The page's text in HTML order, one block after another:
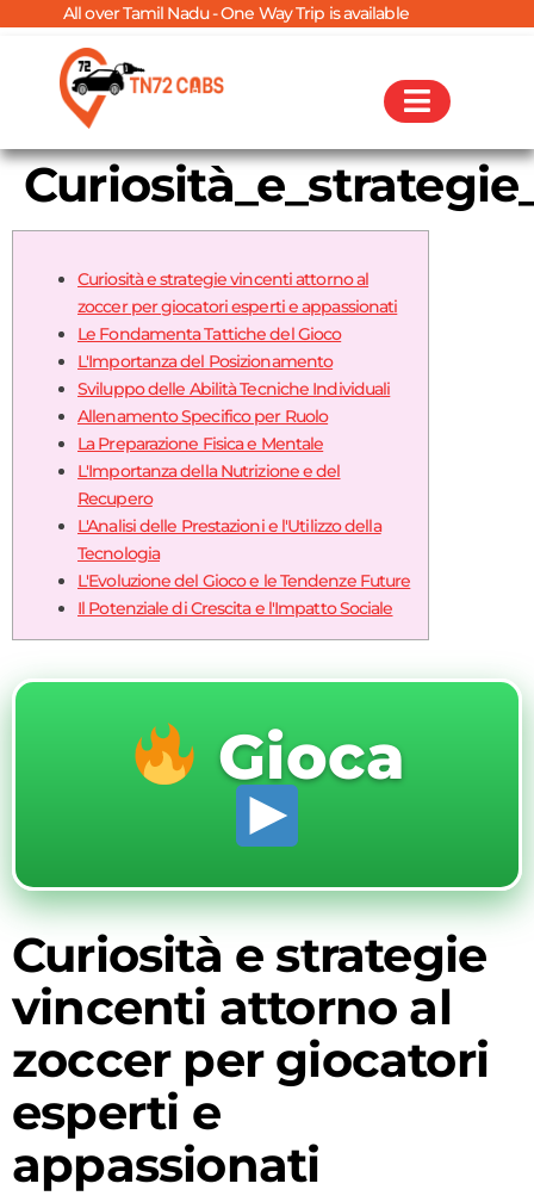
Tamil Nadu - One Way Trip is available
Curiosità e strategie vincenti attorno al
zoccer per giocatori esperti e appassionati
Le Fondamenta Tattiche del Gioco
L'Importanza del Posizionamento
Sviluppo delle Abilità Tecniche Individuali
Allenamento Specifico per Ruolo
La Preparazione Fisica e Mentale
L'Importanza della Nutrizione e del
Recupero
L'Analisi delle Prestazioni e l'Utilizzo della
Tecnologia
L'Evoluzione del Gioco e le Tendenze Future
Il Potenziale di Crescita e l'Impatto Sociale
Gioca
Curiosità e strategie
vincenti attorno al
zoccer per giocatori
esperti e
appassionati